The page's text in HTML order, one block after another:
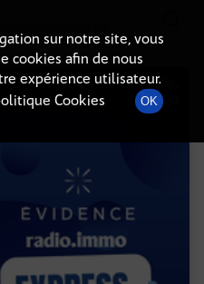
sur notre site, vous
cookies afin de nous
expérience utilisateur.
Cookies
OK